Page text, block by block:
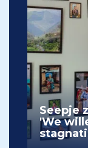
Seepje
'We